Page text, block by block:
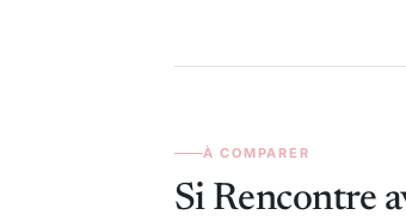
À COMPARER
Si Rencontre